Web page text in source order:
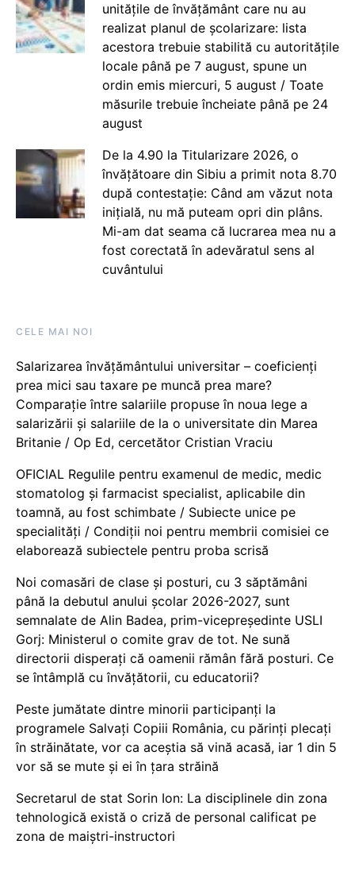
unitățile de învățământ care nu au
realizat planul de școlarizare: lista
acestora trebuie stabilită cu autoritățile
locale până pe 7 august, spune un
ordin emis miercuri, 5 august / Toate
măsurile trebuie încheiate până pe 24
august
De la 4.90 la Titularizare 2026, o
învățătoare din Sibiu a primit nota 8.70
după contestație: Când am văzut nota
inițială, nu mă puteam opri din plâns.
Mi-am dat seama că lucrarea mea nu a
fost corectată în adevăratul sens al
cuvântului
CELE MAI NOI
Salarizarea învățământului universitar – coeficienți
prea mici sau taxare pe muncă prea mare?
Comparație între salariile propuse în noua lege a
salarizării și salariile de la o universitate din Marea
Britanie / Op Ed, cercetător Cristian Vraciu
OFICIAL Regulile pentru examenul de medic, medic
stomatolog și farmacist specialist, aplicabile din
toamnă, au fost schimbate / Subiecte unice pe
specialități / Condiții noi pentru membrii comisiei ce
elaborează subiectele pentru proba scrisă
Noi comasări de clase și posturi, cu 3 săptămâni
până la debutul anului școlar 2026-2027, sunt
semnalate de Alin Badea, prim-vicepreședinte USLI
Gorj: Ministerul o comite grav de tot. Ne sună
directorii disperați că oamenii rămân fără posturi. Ce
se întâmplă cu învățătorii, cu educatorii?
Peste jumătate dintre minorii participanți la
programele Salvați Copiii România, cu părinți plecați
în străinătate, vor ca aceștia să vină acasă, iar 1 din 5
vor să se mute și ei în țara străină
Secretarul de stat Sorin Ion: La disciplinele din zona
tehnologică există o criză de personal calificat pe
zona de maiștri-instructori